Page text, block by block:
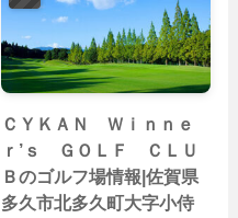
ＣＹＫＡＮ Ｗｉｎｎｅ
ｒ’ｓ ＧＯＬＦ ＣＬＵ
Ｂのゴルフ場情報|佐賀県
多久市北多久町大字小侍